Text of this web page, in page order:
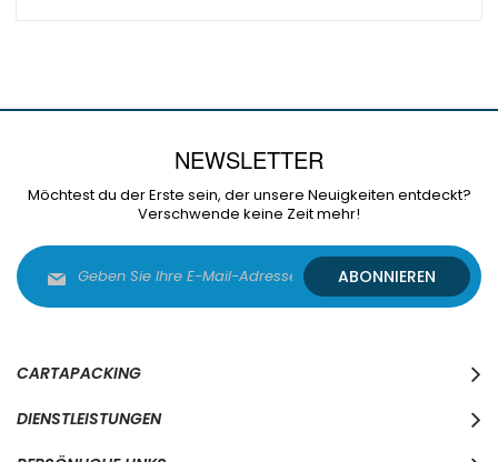
NEWSLETTER
Möchtest du der Erste sein, der unsere Neuigkeiten entdeckt?
Verschwende keine Zeit mehr!
Sie
sich
ABONNIEREN
CARTAPACKING
DIENSTLEISTUNGEN